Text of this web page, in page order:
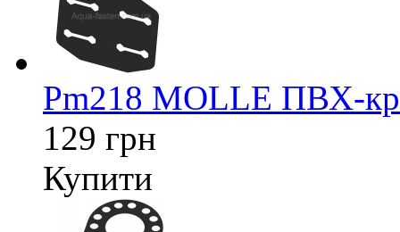
Pm218 MOLLE ПВХ-
129 грн
Купити